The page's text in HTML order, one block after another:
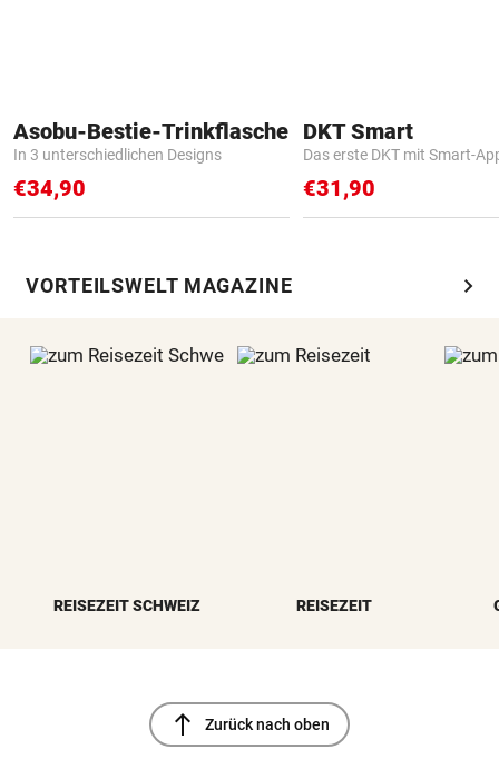
Asobu-Bestie-Trinkflasche
In 3 unterschiedlichen Designs
€34,90
DKT Smart
Das erste DKT mit Smart-
€31,90
VORTEILSWELT MAGAZINE chevron_right
REISEZEIT SCHWEIZ REISEZEIT
north Zurück nach oben